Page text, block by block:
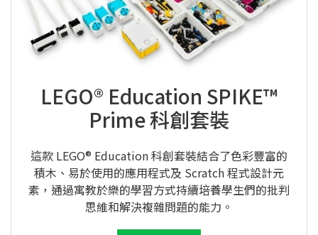
LEGO® Education SPIKE™
Prime 科創套裝
這款 LEGO® Education 科創套裝結合了色彩豐富的
積木、易於使用的應用程式及 Scratch 程式設計元
素，通過寓教於樂的學習方式持續培養學生們的批判
思維和解決複雜問題的能力。